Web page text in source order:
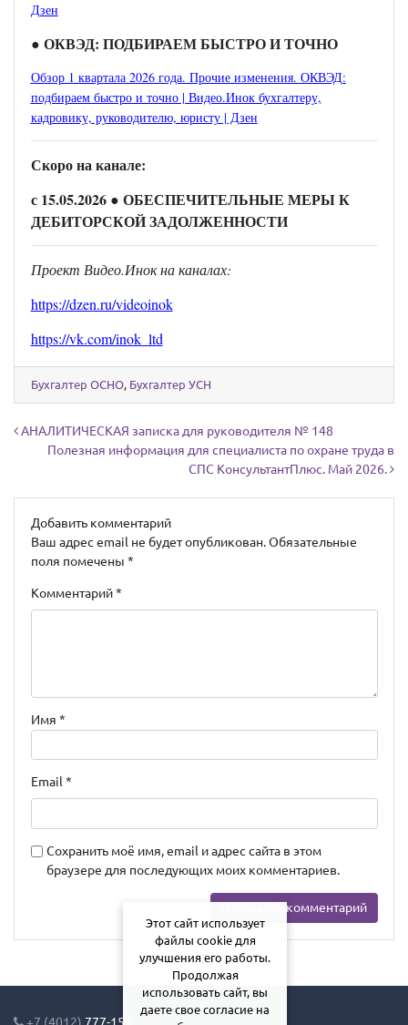
Дзен
● ОКВЭД: ПОДБИРАЕМ БЫСТРО И ТОЧНО
Обзор 1 квартала 2026 года. Прочие изменения. ОКВЭД:
подбираем быстро и точно | Видео.Инок бухгалтеру,
кадровику, руководителю, юристу | Дзен
Скоро на канале:
с 15.05.2026 ● ОБЕСПЕЧИТЕЛЬНЫЕ МЕРЫ К
ДЕБИТОРСКОЙ ЗАДОЛЖЕННОСТИ
Проект Видео.Инок на каналах:
https://dzen.ru/videoinok
https://vk.com/inok_ltd
Бухгалтер ОСНО, Бухгалтер УСН
Навигация по записям
АНАЛИТИЧЕСКАЯ записка для руководителя № 148
Полезная информация для специалиста по охране труда в
СПС КонсультантПлюс. Май 2026.
Добавить комментарий
Ваш адрес email не будет опубликован. Обязательные
поля помечены *
Комментарий*
Имя *
Email*
Сохранить моё имя, email и адрес сайта в этом
браузере для последующих моих комментариев.
+7 (4012) 777-155
Этот сайт использует
файлы cookie для
улучшения его работы.
Продолжая
использовать сайт, вы
даете свое согласие на